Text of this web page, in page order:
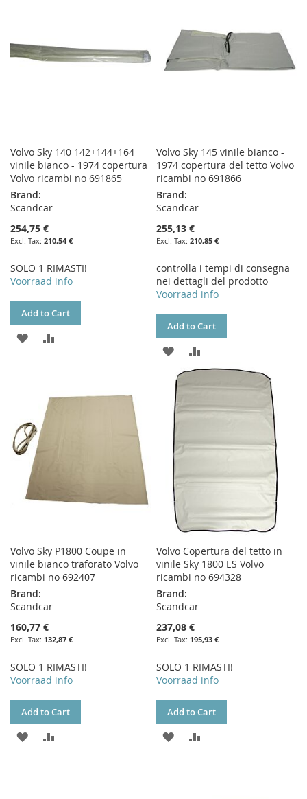
Volvo Sky 140 142+144+164
vinile bianco - 1974 copertura
Volvo ricambi no 691865
Brand:
Scandcar
254,75 €
210,54 €
SOLO 1 RIMASTI!
Voorraad info
Add to Cart
ADD
LIST
Volvo Sky 145 vinile bianco -
1974 copertura del tetto Volvo
ricambi no 691866
Brand:
Scandcar
255,13 €
210,85 €
controlla i tempi di consegna
nei dettagli del prodotto
Voorraad info
Add to Cart
ADD
TO
WISH
LIST
TO
Volvo Sky P1800 Coupe in
vinile bianco traforato Volvo
ricambi no 692407
Brand:
Scandcar
160,77 €
132,87 €
SOLO 1 RIMASTI!
Voorraad info
Add to Cart
ADD
Volvo Copertura del tetto in
vinile Sky 1800 ES Volvo
ricambi no 694328
Brand:
Scandcar
237,08 €
195,93 €
SOLO 1 RIMASTI!
Voorraad info
Add to Cart
ADD